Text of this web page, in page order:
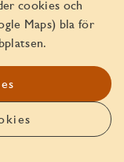
JM
cookies och
Maps) bla för